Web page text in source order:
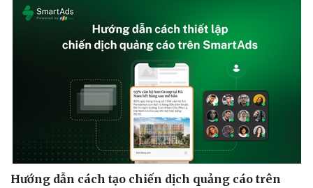
Hướng dẫn cách tạo chiến dịch quảng cáo trên